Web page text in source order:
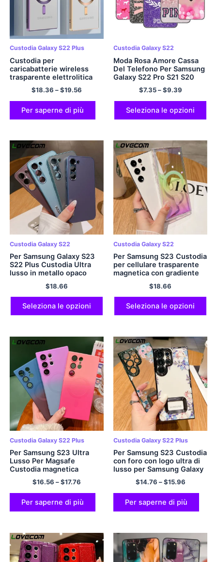
Custodia Galaxy S22 Plus
Custodia per
caricabatterie wireless
trasparente elettrolitica
per Samsung Galaxy S23
Ultra S22 S21 Plus Cover
protettiva in silicone per
vetro per fotocamera
$18.36 –$19.56
Per saperne di più
Custodia Galaxy S22
Moda Rosa Amore Cassa
Del Telefono Per Samsung
Galaxy S22 Pro S21 S20
Ultra FE S10 Lite 5G S10E
S9 S8 Più Molle di TPU
Nero Della Copertura
$7.35–$9.39
Seleziona le opzioni
Custodia Galaxy S22
Per Samsung Galaxy S23
S22 Plus Custodia Ultra
lusso in metallo opaco
antiurto paraurti copertura
posteriore rigida accessori
di protezione delle lenti
$18.66
Seleziona le opzioni
Custodia Galaxy S22
Per Samsung S23 Custodia
per cellulare trasparente
magnetica con gradiente
laser Ultra per Samsung
Galaxy S22 S23 Ultra Plus
per copertina rigida
Magasafe
$18.66
Seleziona le opzioni
Custodia Galaxy S22 Plus
Per Samsung S23 Ultra
Lusso Per Magsafe
Custodia magnetica
sfumata Per Samsung
Galaxy S 23 Ultra S22 S21
5G Plus Nota 20 Copertina
morbida
$16.56 –$17.76
Per saperne di più
Custodia Galaxy S22 Plus
Per Samsung S23 Custodia
con foro con logo ultra di
lusso per Samsung Galaxy
S23 Ultra S22 Plus
Pellicola per fotocamera
con fiori Cover trasparente
$14.76 –$15.96
Per saperne di più